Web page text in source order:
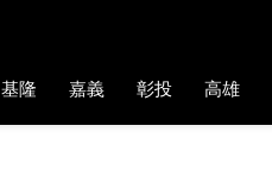
基隆 嘉義 彰投 高雄